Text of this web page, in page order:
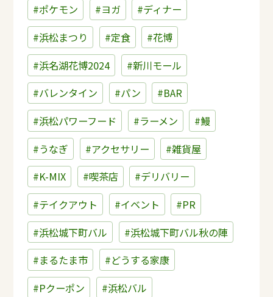
#ポケモン
#ヨガ
#ディナー
#浜松まつり
#定食
#花博
#浜名湖花博2024
#新川モール
#バレンタイン
#パン
#BAR
#浜松パワーフード
#ラーメン
#鰻
#うなぎ
#アクセサリー
#雑貨屋
#K-MIX
#喫茶店
#デリバリー
#テイクアウト
#イベント
#PR
#浜松城下町バル
#浜松城下町バル秋の陣
#まるたま市
#どうする家康
#Pクーポン
#浜松バル